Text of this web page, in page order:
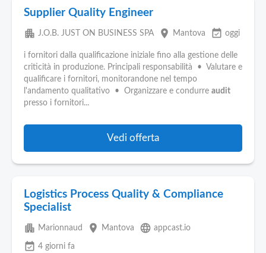
Supplier Quality Engineer
apartment J.O.B. JUST ON BUSINESS SPA place Mantova event_available oggi
i fornitori dalla qualificazione iniziale fino alla gestione delle
criticità in produzione. Principali responsabilità • Valutare e
qualificare i fornitori, monitorandone nel tempo
l'andamento qualitativo • Organizzare e condurre audit
presso i fornitori...
Vedi offerta
Logistics Process Quality & Compliance
Specialist
apartment Marionnaud place Mantova language appcast.io
event_available 4 giorni fa